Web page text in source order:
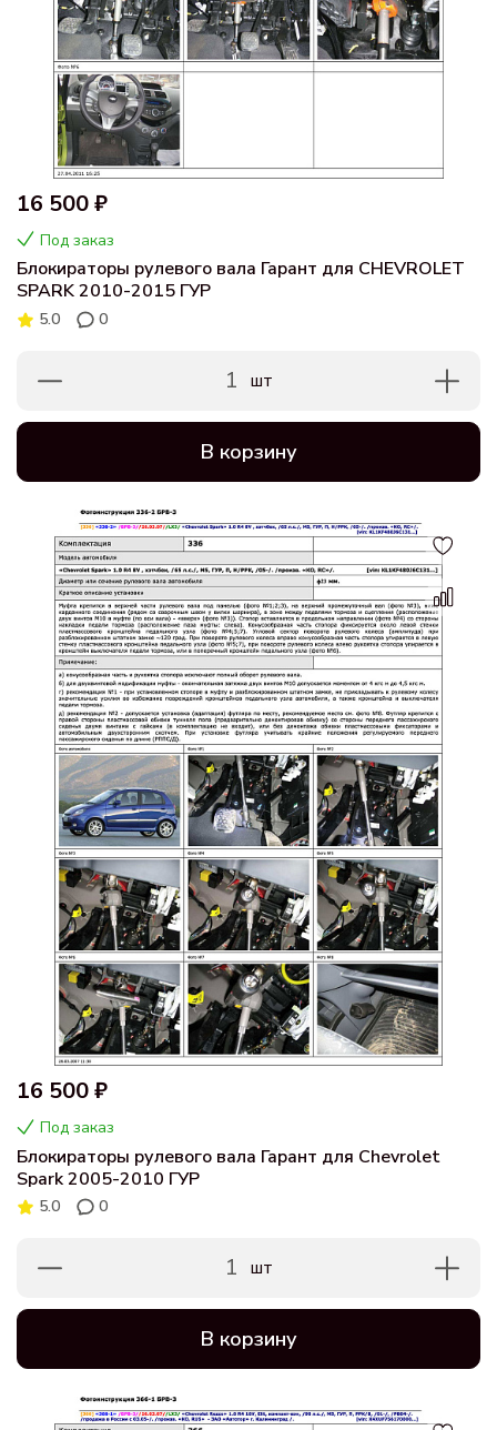
16 500 ₽
Под заказ
Блокираторы рулевого вала Гарант для CHEVROLET
SPARK 2010-2015 ГУР
5.0 0
1 шт
В корзину
16 500 ₽
Под заказ
Блокираторы рулевого вала Гарант для Chevrolet
Spark 2005-2010 ГУР
5.0 0
1 шт
В корзину